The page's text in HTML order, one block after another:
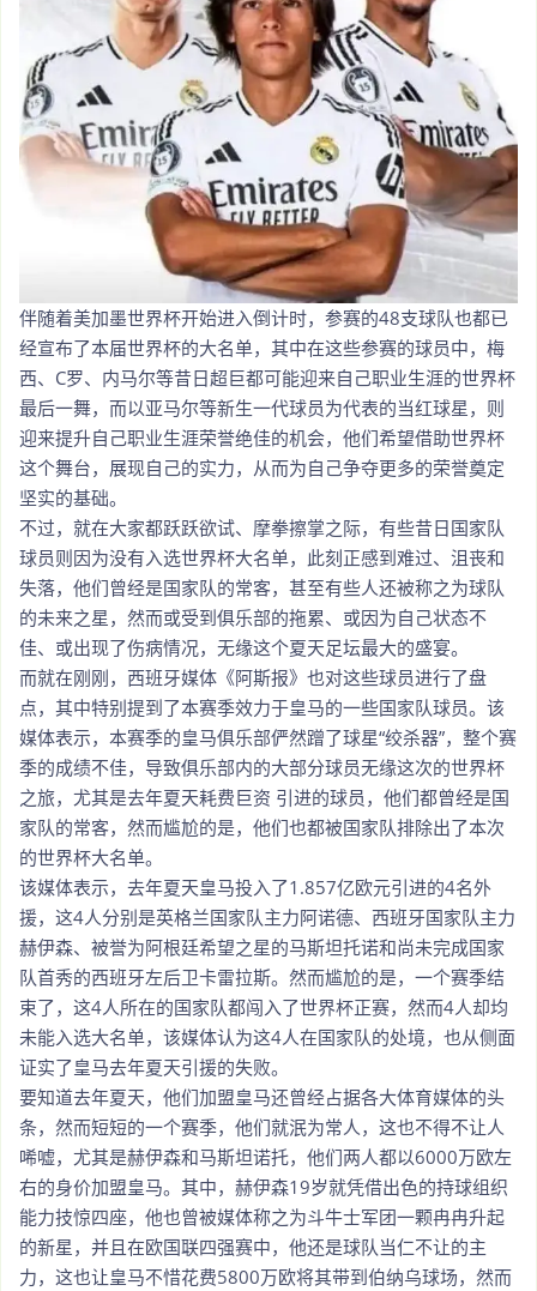
伴随着美加墨世界杯开始进入倒计时，参赛的48支球队也都已
经宣布了本届世界杯的大名单，其中在这些参赛的球员中，梅
西、C罗、内马尔等昔日超巨都可能迎来自己职业生涯的世界杯
最后一舞，而以亚马尔等新生一代球员为代表的当红球星，则
迎来提升自己职业生涯荣誉绝佳的机会，他们希望借助世界杯
这个舞台，展现自己的实力，从而为自己争夺更多的荣誉奠定
坚实的基础。
不过，就在大家都跃跃欲试、摩拳擦掌之际，有些昔日国家队
球员则因为没有入选世界杯大名单，此刻正感到难过、沮丧和
失落，他们曾经是国家队的常客，甚至有些人还被称之为球队
的未来之星，然而或受到俱乐部的拖累、或因为自己状态不
佳、或出现了伤病情况，无缘这个夏天足坛最大的盛宴。
而就在刚刚，西班牙媒体《阿斯报》也对这些球员进行了盘
点，其中特别提到了本赛季效力于皇马的一些国家队球员。该
媒体表示，本赛季的皇马俱乐部俨然蹭了球星“绞杀器”，整个赛
季的成绩不佳，导致俱乐部内的大部分球员无缘这次的世界杯
之旅，尤其是去年夏天耗费巨资 引进的球员，他们都曾经是国
家队的常客，然而尴尬的是，他们也都被国家队排除出了本次
的世界杯大名单。
该媒体表示，去年夏天皇马投入了1.857亿欧元引进的4名外
援，这4人分别是英格兰国家队主力阿诺德、西班牙国家队主力
赫伊森、被誉为阿根廷希望之星的马斯坦托诺和尚未完成国家
队首秀的西班牙左后卫卡雷拉斯。然而尴尬的是，一个赛季结
束了，这4人所在的国家队都闯入了世界杯正赛，然而4人却均
未能入选大名单，该媒体认为这4人在国家队的处境，也从侧面
证实了皇马去年夏天引援的失败。
要知道去年夏天，他们加盟皇马还曾经占据各大体育媒体的头
条，然而短短的一个赛季，他们就泯为常人，这也不得不让人
唏嘘，尤其是赫伊森和马斯坦诺托，他们两人都以6000万欧左
右的身价加盟皇马。其中，赫伊森19岁就凭借出色的持球组织
能力技惊四座，他也曾被媒体称之为斗牛士军团一颗冉冉升起
的新星，并且在欧国联四强赛中，他还是球队当仁不让的主
力，这也让皇马不惜花费5800万欧将其带到伯纳乌球场，然而